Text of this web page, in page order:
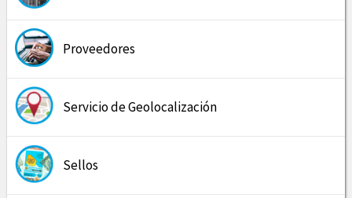
Proveedores
Servicio de Geolocalización
Sellos